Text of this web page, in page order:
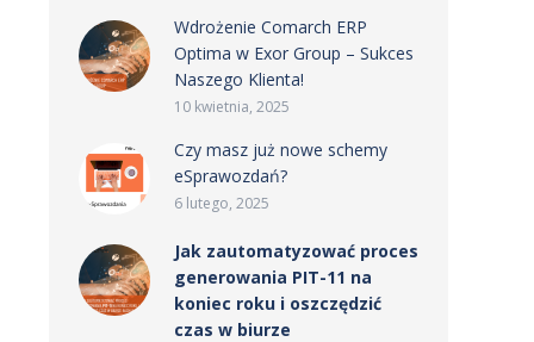
Wdrożenie Comarch ERP
Optima w Exor Group – Sukces
Naszego Klienta!
10 kwietnia, 2025
Czy masz już nowe schemy
eSprawozdań?
6 lutego, 2025
Jak zautomatyzować proces
generowania PIT-11 na
koniec roku i oszczędzić
czas w biurze